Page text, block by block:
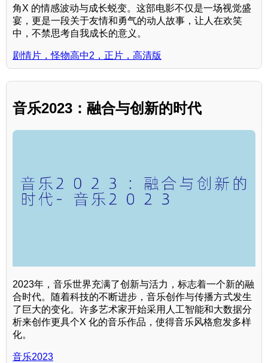
角X 的情感波动与成长蜕变。这部电影不仅是一场视觉盛
宴，更是一段关于友情和勇气的动人故事，让人在欢笑
中，不禁思考自我成长的意义。
剧情片，怪物高中2，正片，高清版
音乐2023：融合与创新的时代
2023年，音乐世界充满了创新与活力，标志着一个新的融
合时代。随着科技的不断进步，音乐创作与传播方式发生
了巨大的变化。许多艺术家开始采用人工智能和大数据分
析来创作更具个X 化的音乐作品，使得音乐风格愈发多样
化。
音乐2023